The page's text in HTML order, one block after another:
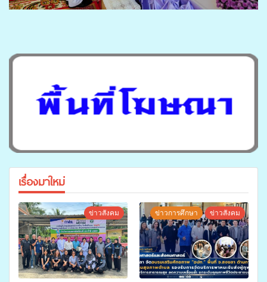
เรื่องมาใหม่
ข่าวสังคม ข่าวการศึกษา ข่าวสังคม